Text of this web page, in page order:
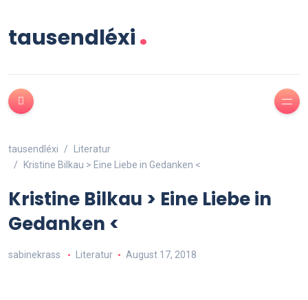
tausendléxi.
tausendléxi
Literatur
Kristine Bilkau > Eine Liebe in Gedanken <
Kristine Bilkau > Eine Liebe in
Gedanken <
sabinekrass Literatur August 17, 2018